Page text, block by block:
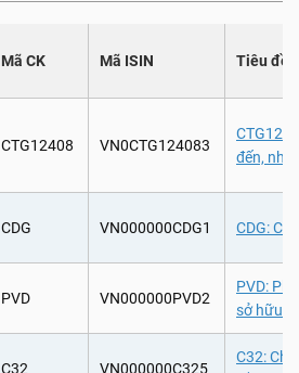
Mã CK Mã ISIN Tiêu đề
CTG12408 VN0CTG124083
đến,
CDG VN000000CDG1 CDG:
PVD VN000000PVD2
PVD:
sở hữu
C32 VN000000C325
C32: Chi